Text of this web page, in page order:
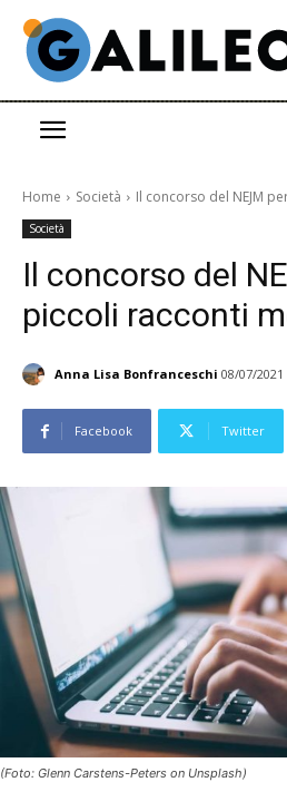
Home Società Il concorso del NEJM
Società
Il concorso del
piccoli racconti
Anna Lisa Bonfranceschi 08/07/2021
Facebook Twitter
(Foto: Glenn Carstens-Peters on Unsplash)